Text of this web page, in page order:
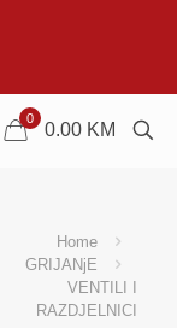
0
0.00 KM
Home
GRIJANjE
VENTILI I
RAZDJELNICI